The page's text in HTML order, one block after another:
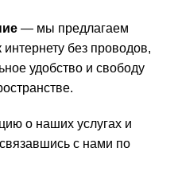
— мы предлагаем
без проводов,
удобство и свободу
о наших услугах и
с нами по